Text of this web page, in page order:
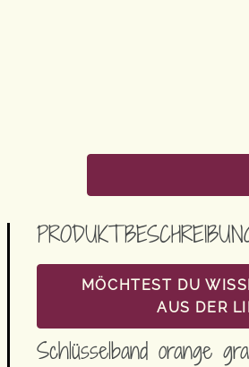
MÖCHTEST DU
AUS DER
Schlüsselband orange